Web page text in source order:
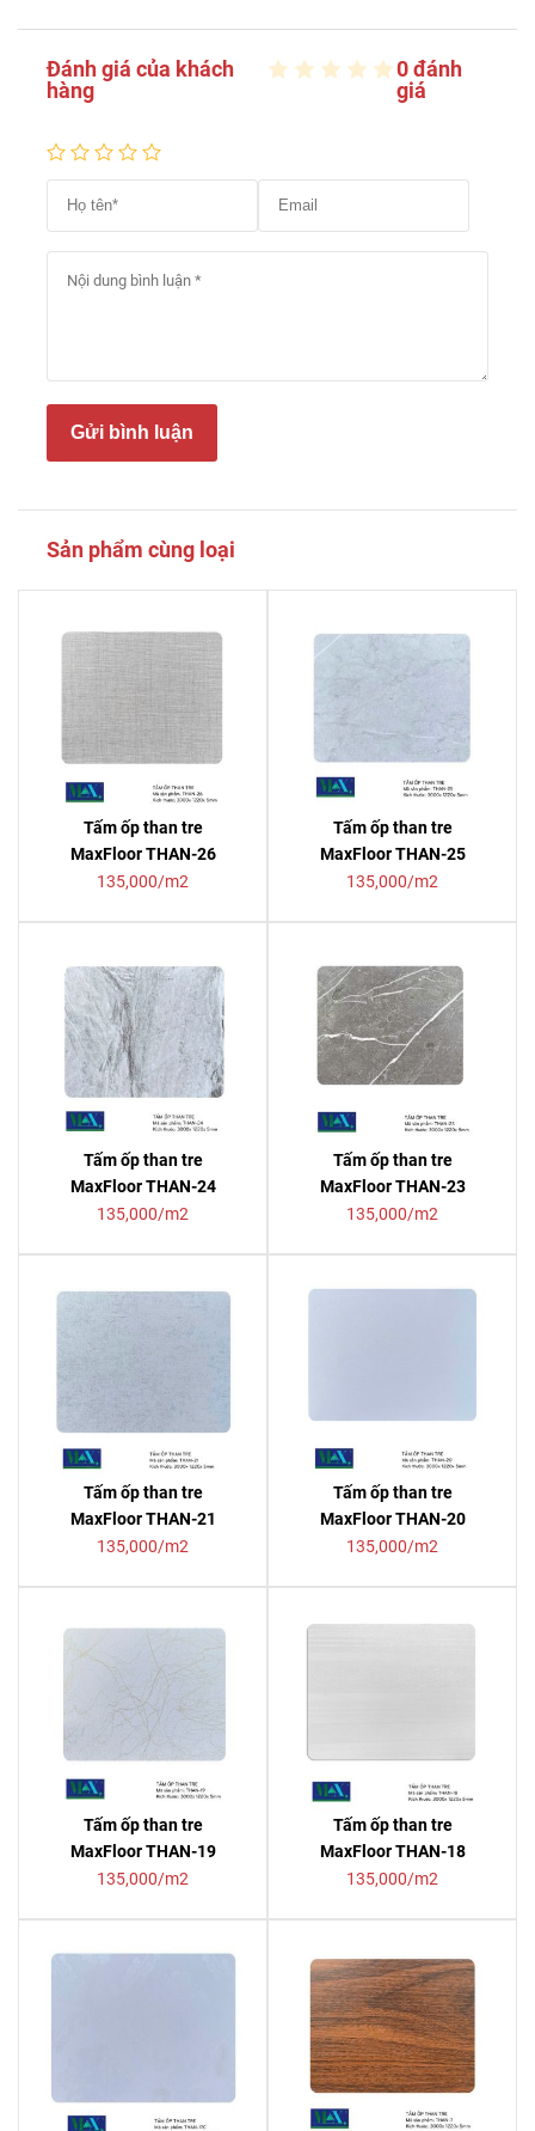
Đánh giá của khách
hàng
0 đánh
giá
Gửi bình luận
Sản phẩm cùng loại
Tấm ốp than tre
MaxFloor THAN-26
135,000/m2
Tấm ốp than tre
MaxFloor THAN-25
135,000/m2
Tấm ốp than tre
MaxFloor THAN-24
135,000/m2
Tấm ốp than tre
MaxFloor THAN-23
135,000/m2
Tấm ốp than tre
MaxFloor THAN-21
135,000/m2
Tấm ốp than tre
MaxFloor THAN-20
135,000/m2
Tấm ốp than tre
MaxFloor THAN-19
135,000/m2
Tấm ốp than tre
MaxFloor THAN-18
135,000/m2